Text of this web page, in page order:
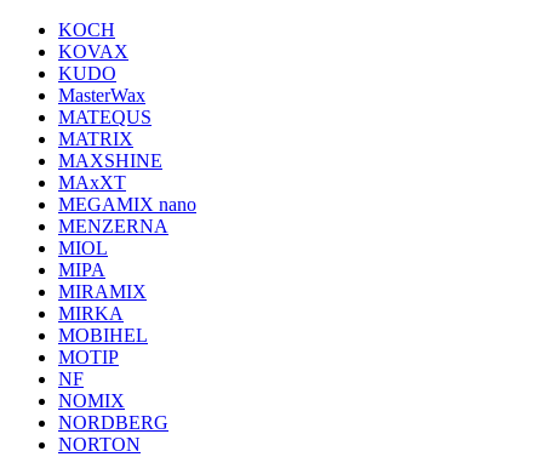
KOCH
KOVAX
KUDO
MasterWax
MATEQUS
MATRIX
MAXSHINE
MAxXT
MEGAMIX nano
MENZERNA
MIOL
MIPA
MIRAMIX
MIRKA
MOBIHEL
MOTIP
NF
NOMIX
NORDBERG
NORTON